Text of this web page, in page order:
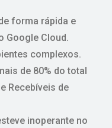
forma rápida e
Google Cloud.
complexos.
de 80% do total
Recebíveis de
inoperante no